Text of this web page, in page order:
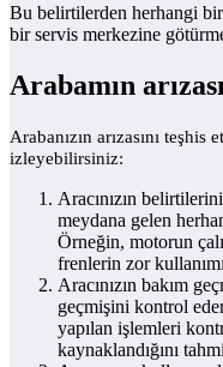
Bu belirtilerden herhangi
bir servis merkezine
Arabamın
Arabanızın arızasını teşhis
izleyebilirsiniz:
Aracınızın
meydana gelen
Örneğin, motorun
frenlerin zor
Aracınızın bakım
geçmişini kontrol
yapılan işlemleri
kaynaklandığını